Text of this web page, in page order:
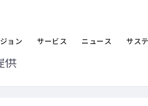
ョン サービス ニュース サス
お支払いの富士山登山者
供